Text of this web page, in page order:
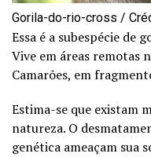
Gorila-do-rio-cross /
Essa é a subespécie de
Vive em áreas remotas
Camarões, em
Estima-se que existam
natureza. O
genética ameaçam sua